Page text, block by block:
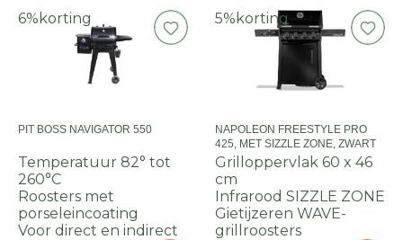
6% korting
PIT BOSS NAVIGATOR 550
Temperatuur 82° tot
260°C
Roosters met
porseleincoating
Voor direct en indirect
5% korting
NAPOLEON FREESTYLE PRO
425, MET SIZZLE ZONE, ZWART
Grilloppervlak 60 x 46
cm
Infrarood SIZZLE ZONE
Gietijzeren WAVE-
grillroosters